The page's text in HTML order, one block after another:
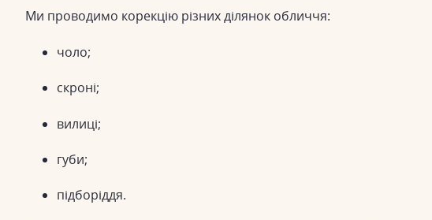
Ми проводимо корекцію різних ділянок обличчя:
чоло;
скроні;
вилиці;
губи;
підборіддя.